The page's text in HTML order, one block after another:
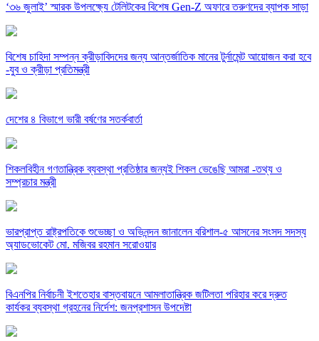
‘৩৬ জুলাই’ স্মারক উপলক্ষ্যে টেলিটকের বিশেষ Gen-Z অফারে তরুণদের ব্যাপক সাড়া
বিশেষ চাহিদা সম্পন্ন ক্রীড়াবিদদের জন্য আন্তর্জাতিক মানের টুর্নামেন্ট আয়োজন করা হবে
-যুব ও ক্রীড়া প্রতিমন্ত্রী
দেশের ৪ বিভাগে ভারী বর্ষণের সতর্কবার্তা
শিকলবিহীন গণতান্ত্রিক ব্যবস্থা প্রতিষ্ঠার জন্যই শিকল ভেঙেছি আমরা -তথ্য ও
সম্প্রচার মন্ত্রী
ভারপ্রাপ্ত রাষ্ট্রপতিকে শুভেচ্ছা ও অভিনন্দন জানালেন বরিশাল-৫ আসনের সংসদ সদস্য
অ্যাডভোকেট মো. মজিবর রহমান সরোওয়ার
বিএনপির নির্বাচনী ইশতেহার বাস্তবায়নে আমলাতান্ত্রিক জটিলতা পরিহার করে দ্রুত
কার্যকর ব্যবস্থা গ্রহনের নির্দেশ: জনপ্রশাসন উপদেষ্টা